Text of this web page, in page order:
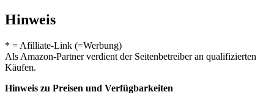
Hinweis
* = Afilliate-Link (=Werbung)
Als Amazon-Partner verdient der Seitenbetreiber an qualifizierten
Käufen.
Hinweis zu Preisen und Verfügbarkeiten